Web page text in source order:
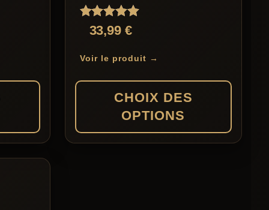
Note
5.00
33,99 €
Voir le produit →
CHOIX DES
OPTIONS